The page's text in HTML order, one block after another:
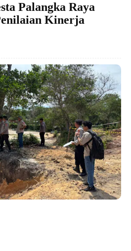
Palangka Raya
Kinerja